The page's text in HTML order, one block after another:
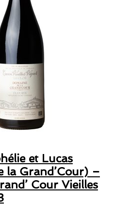
et Lucas
la Grand’Cour) –
Cour Vieilles